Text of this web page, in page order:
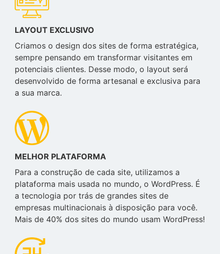
LAYOUT EXCLUSIVO
Criamos o design dos sites de forma estratégica,
sempre pensando em transformar visitantes em
potenciais clientes. Desse modo, o layout será
desenvolvido de forma artesanal e exclusiva para
a sua marca.
MELHOR PLATAFORMA
Para a construção de cada site, utilizamos a
plataforma mais usada no mundo, o WordPress. É
a tecnologia por trás de grandes sites de
empresas multinacionais à disposição para você.
Mais de 40% dos sites do mundo usam WordPress!